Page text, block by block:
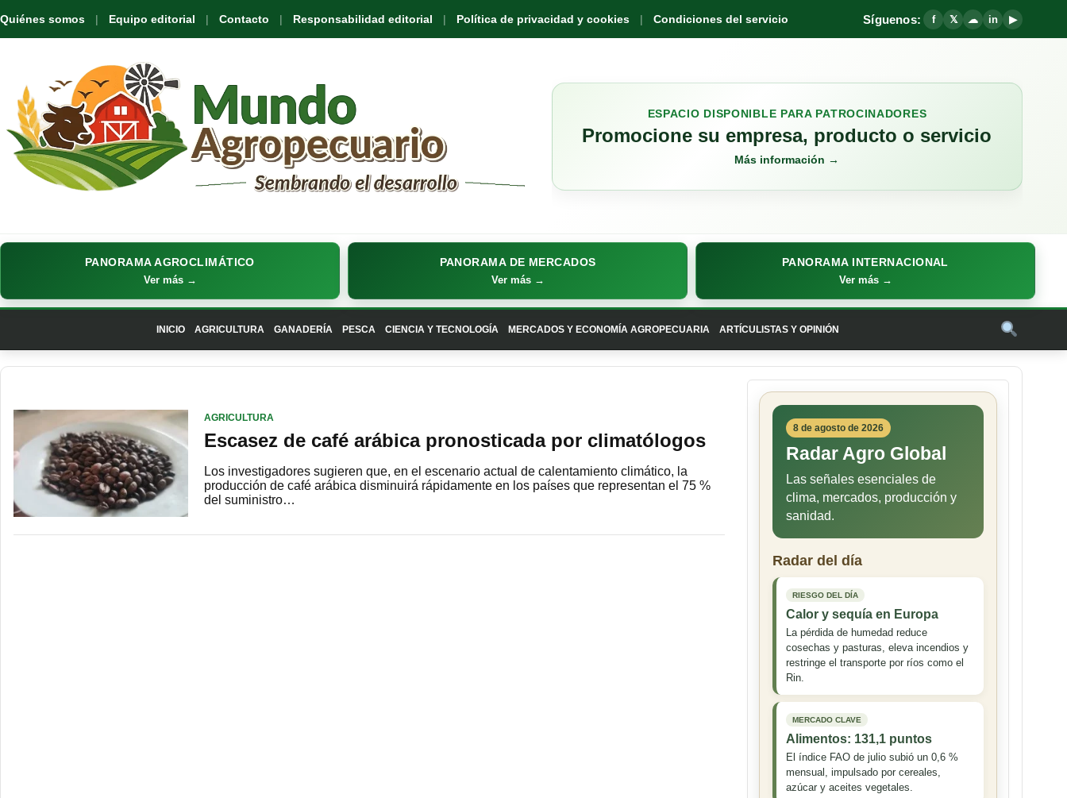
Quiénes somos Equipo editorial Contacto Responsabilidad editorial Política de privacidad y cookies Condiciones del servicio Síguenos: f 𝕏 ☁ in ▶
ESPACIO DISPONIBLE PARA PATROCINADORES
Promocione su empresa, producto o servicio
Más información →
PANORAMA AGROCLIMÁTICO
Ver más →
PANORAMA DE MERCADOS
Ver más →
PANORAMA INTERNACIONAL
Ver más →
INICIO AGRICULTURA GANADERÍA PESCA CIENCIA Y TECNOLOGÍA MERCADOS Y ECONOMÍA AGROPECUARIA ARTÍCULISTAS Y OPINIÓN
AGRICULTURA
Escasez de café arábica pronosticada por climatólogos
Los investigadores sugieren que, en el escenario actual de calentamiento climático, la
producción de café arábica disminuirá rápidamente en los países que representan el 75 %
del suministro…
8 de agosto de 2026
Radar Agro Global
Las señales esenciales de
clima, mercados, producción y
sanidad.
Radar del día
RIESGO DEL DÍA
Calor y sequía en Europa
La pérdida de humedad reduce
cosechas y pasturas, eleva incendios y
restringe el transporte por ríos como el
Rin.
MERCADO CLAVE
Alimentos: 131,1 puntos
El índice FAO de julio subió un 0,6 %
mensual, impulsado por cereales,
azúcar y aceites vegetales.